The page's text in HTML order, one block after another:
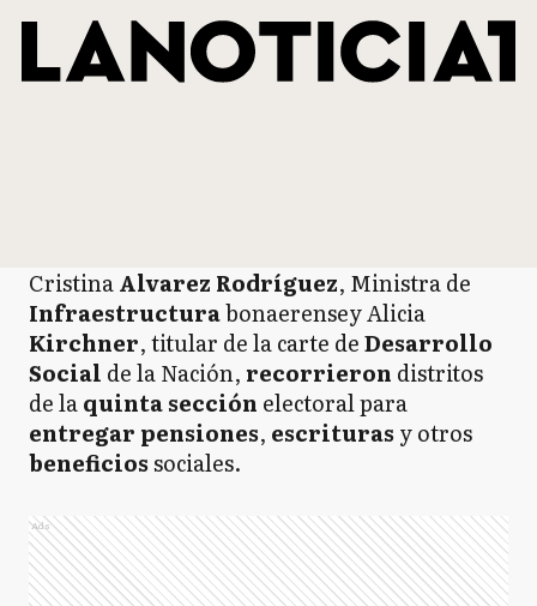
CristinaAlvarez Rodríguez, Ministra de
Infraestructurabonaerensey Alicia
Kirchner, titular de la carte deDesarrollo
Social de la Nación, recorrieron distritos
de laquinta sección electoral para
entregar pensiones, escrituras y otros
beneficiossociales.
Ads